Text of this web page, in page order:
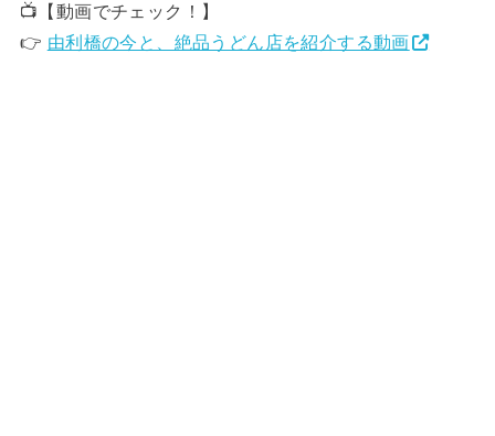
📺【動画でチェック！】
👉 由利橋の今と、絶品うどん店を紹介する動画